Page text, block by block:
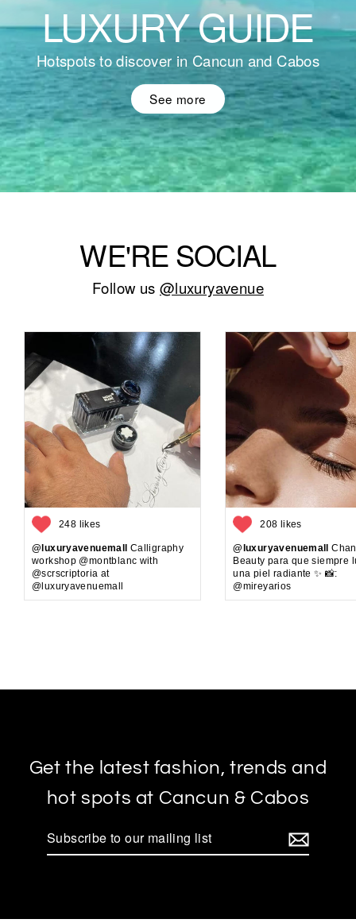
LUXURY GUIDE
Hotspots to discover in Cancun and Cabos
See more
WE'RE SOCIAL
Follow us @luxuryavenue
248 likes
@luxuryavenuemall
Calligraphy
workshop @montblanc with
@scrscriptoria at
@luxuryavenuemall
208 likes
@luxuryavenuemall
Beauty para que siempre
una piel radiante ✨ 📸:
@mireyarios
Get the latest fashion, trends and
hot spots at Cancun & Cabos
Subscribe